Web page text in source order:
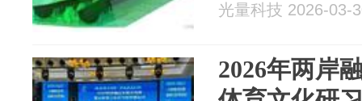
光量科技 2026-03-
2026年两岸